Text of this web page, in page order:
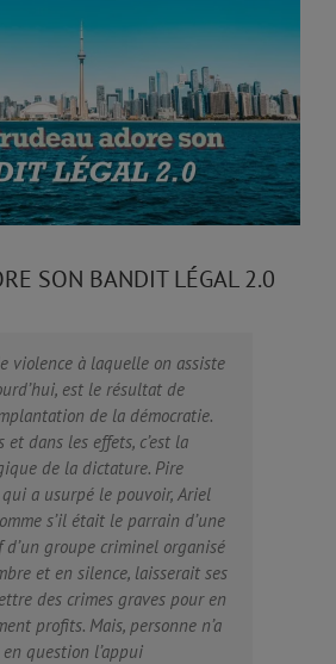
SON BANDIT LÉGAL 2.0
violence à laquelle on assiste
est le résultat de
de la démocratie.
et dans les effets, c’est la
de la dictature. Pire
a usurpé le pouvoir, Ariel
s’il était le parrain d’une
d’un groupe criminel organisé
et en silence, laisserait ses
des crimes graves pour en
profits. Mais, personne n’a
question l’appui